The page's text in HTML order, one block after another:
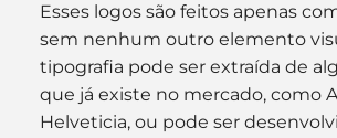
Esses logos são feitos apenas
sem nenhum outro elemento
tipografia pode ser extraída de
que já existe no mercado, como
Helveticia, ou pode ser